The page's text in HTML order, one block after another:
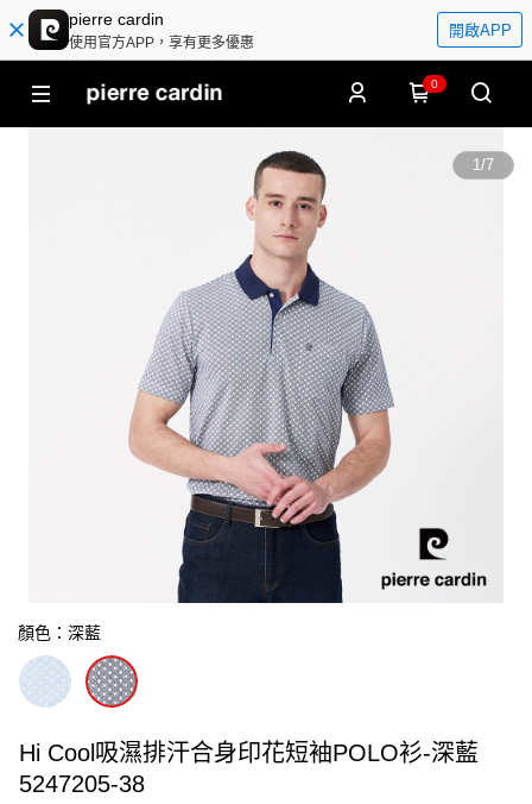
pierre cardin
使用官方APP，享有更多優惠
開啟APP
0
1/7
顏色：深藍
Hi Cool吸濕排汗合身印花短袖POLO衫-深藍
5247205-38